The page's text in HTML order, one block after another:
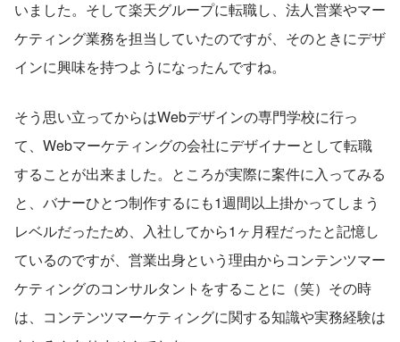
いました。そして楽天グループに転職し、法人営業やマー
ケティング業務を担当していたのですが、そのときにデザ
インに興味を持つようになったんですね。
そう思い立ってからはWebデザインの専門学校に行っ
て、Webマーケティングの会社にデザイナーとして転職
することが出来ました。ところが実際に案件に入ってみる
と、バナーひとつ制作するにも1週間以上掛かってしまう
レベルだったため、入社してから1ヶ月程だったと記憶し
ているのですが、営業出身という理由からコンテンツマー
ケティングのコンサルタントをすることに（笑）その時
は、コンテンツマーケティングに関する知識や実務経験は